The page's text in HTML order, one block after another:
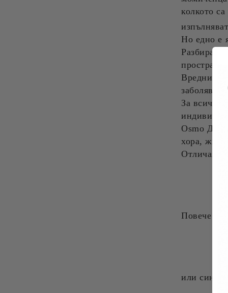
колкото
Но едно е
Разбира
Вредните
За всички
Osmo
хора,
Отличава
Повече от
или синьо